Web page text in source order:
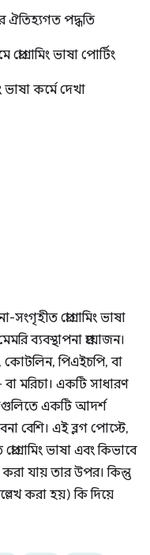
ঐতিহ্যগত পদ্ধতি
ভাষা পোর্টিং
ভাষা কর্মে দেখা
প্রোগ্রামিং ভাষা
ব্যবস্থাপনা প্রয়োজন।
পিএইচপি, বা
মরিচা। একটি সাধারণ
একটি আদর্শ
বেশি। এই ব্লগ পোস্টে,
ভাষা এবং কিভাবে
যায় তার উপর। কিন্তু
করা হয়) কি দিয়ে